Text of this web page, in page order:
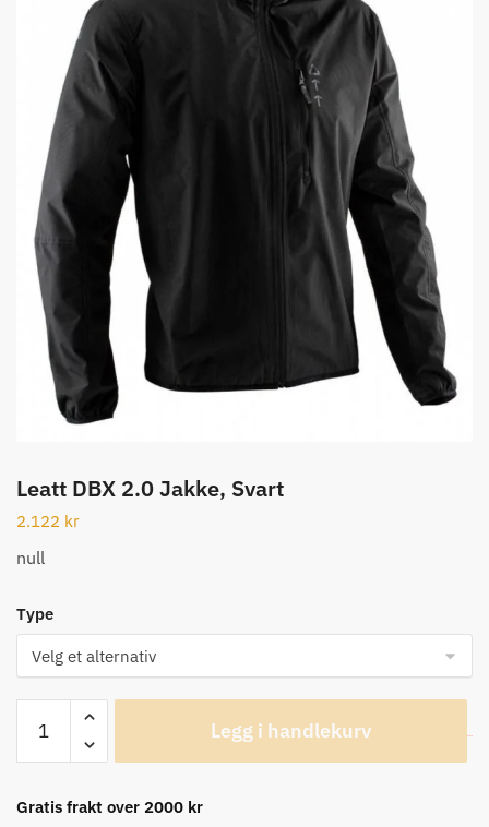
Leatt DBX 2.0 Jakke, Svart
2.122 kr
null
Type
DBX
2.0
Svart
Legg i handlekurv
Gratis frakt over 2000 kr